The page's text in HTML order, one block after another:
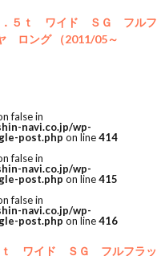
．５ｔ ワイド ＳＧ フルフ
ロング （2011/05～
false in
navi.co.jp/wp-
post.php on line414
false in
navi.co.jp/wp-
post.php on line415
false in
navi.co.jp/wp-
post.php on line416
ｔ ワイド ＳＧ フルフラッ